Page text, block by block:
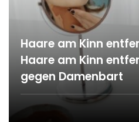
Haare am Kinn
Haare am Kinn
gegen Damenbart